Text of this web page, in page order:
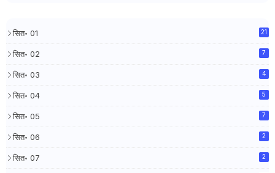
सित॰ 01 21
सित॰ 02 7
सित॰ 03 4
सित॰ 04 5
सित॰ 05 7
सित॰ 06 2
सित॰ 07 2